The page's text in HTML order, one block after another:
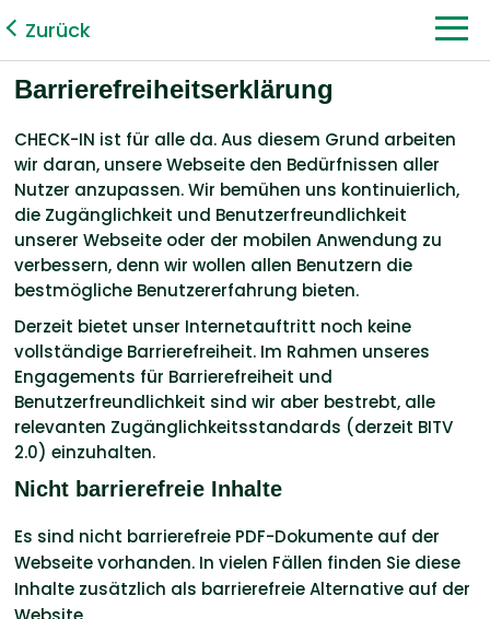
Zurück
Barrierefreiheitserklärung
CHECK-IN ist für alle da. Aus diesem Grund arbeiten
wir daran, unsere Webseite den Bedürfnissen aller
Nutzer anzupassen. Wir bemühen uns kontinuierlich,
die Zugänglichkeit und Benutzerfreundlichkeit
unserer Webseite oder der mobilen Anwendung zu
verbessern, denn wir wollen allen Benutzern die
bestmögliche Benutzererfahrung bieten.
Derzeit bietet unser Internetauftritt noch keine
vollständige Barrierefreiheit. Im Rahmen unseres
Engagements für Barrierefreiheit und
Benutzerfreundlichkeit sind wir aber bestrebt, alle
relevanten Zugänglichkeitsstandards (derzeit BITV
2.0) einzuhalten.
Nicht barrierefreie Inhalte
Es sind nicht barrierefreie PDF-Dokumente auf der
Webseite vorhanden. In vielen Fällen finden Sie diese
Inhalte zusätzlich als barrierefreie Alternative auf der